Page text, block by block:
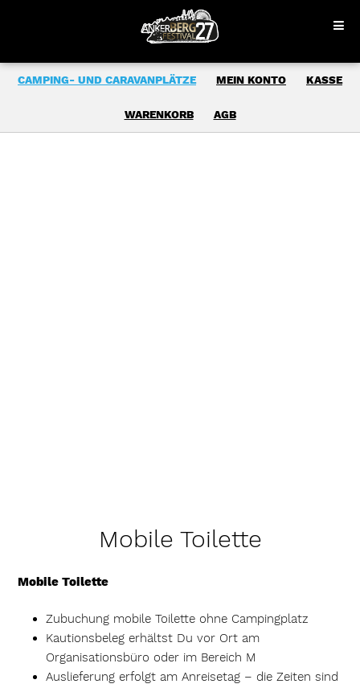
CAMPING- UND CARAVANPLÄTZE MEIN KONTO KASSE
WARENKORB AGB
Mobile Toilette
Mobile Toilette
Zubuchung mobile Toilette ohne Campingplatz
Kautionsbeleg erhältst Du vor Ort am
Organisationsbüro oder im Bereich M
Auslieferung erfolgt am Anreisetag – die Zeiten sind